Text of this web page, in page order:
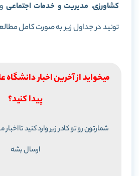
کشاورزی، مدیریت و خدمات اجتماعیو
تونید در جداول زیر به صورت کامل
میخواید از آخرین اخبار دانشگاه
پیدا کنید؟
شمارتون رو تو کادر زیر وارد کنید تا
ارسال بشه